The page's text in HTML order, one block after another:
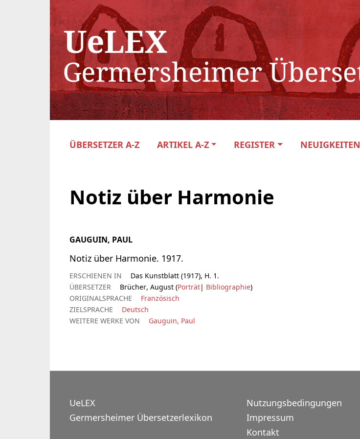
ÜBERSETZER A-Z ARTIKEL A-Z REGISTER NEUIGKEITEN
Notiz über Harmonie
GAUGUIN, PAUL
Notiz über Harmonie. 1917.
ERSCHIENEN IN
Das Kunstblatt (1917), H. 1.
ÜBERSETZER
Brücher, August (Porträt| Bibliographie)
ORIGINALSPRACHE
Französisch
ZIELSPRACHE
Deutsch
WEITERE WERKE VON
Gauguin, Paul
UeLEX
Germersheimer Übersetzerlexikon
Nutzungsbedingungen
Impressum
Kontakt